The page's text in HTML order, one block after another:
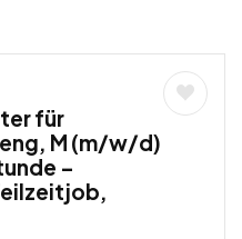
für
M (m/w/d)
–